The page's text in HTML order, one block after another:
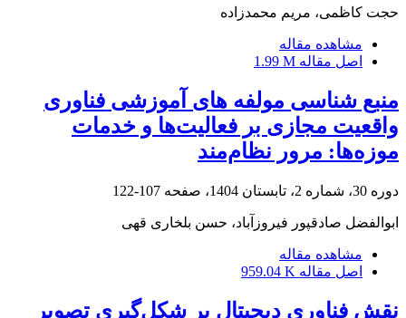
حجت کاظمی، مریم محمدزاده
مشاهده مقاله
اصل مقاله 1.99 M
منبع شناسی مولفه های آموزشی فناوری
واقعیت مجازی بر فعالیت‌ها و خدمات
موزه‌ها: مرور نظام‌مند
دوره 30، شماره 2، تابستان 1404، صفحه 107-122
ابوالفضل صادقپور فیروزآباد، حسن بلخاری قهی
مشاهده مقاله
اصل مقاله 959.04 K
نقش فناوری دیجیتال بر شکل‌گیری تصویر